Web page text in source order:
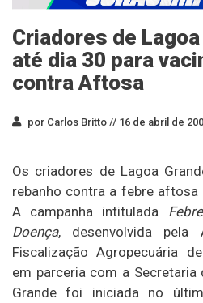
Criadores de
até dia 30 para
contra Aftosa
por Carlos Britto // 16 de abril de
Os criadores de Lagoa
rebanho contra a febre
A campanha intitulada
Doença, desenvolvida pela
Fiscalização Agropecuária
em parceria com a Secretaria
Grande foi iniciada no